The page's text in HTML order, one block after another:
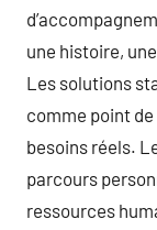
une histoire,
Les solutions
comme point
besoins réels.
parcours
ressources